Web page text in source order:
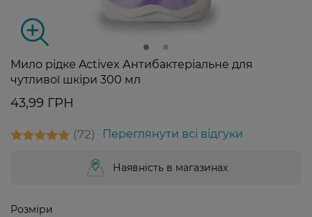
Мило рідке Activex Антибактеріальне для
чутливої шкіри 300 мл
43,99 ГРН
72 Переглянути всі відгуки
Наявність в магазинах
Розміри